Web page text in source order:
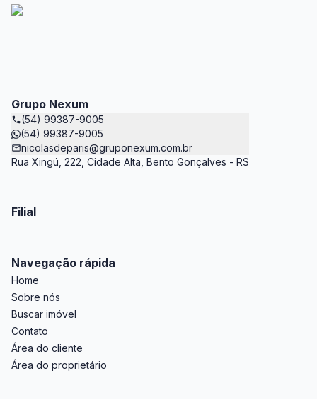
Grupo Nexum
(54) 99387-9005
(54) 99387-9005
nicolasdeparis@gruponexum.com.br
Rua Xingú, 222, Cidade Alta, Bento Gonçalves - RS
Filial
Navegação rápida
Home
Sobre nós
Buscar imóvel
Contato
Área do cliente
Área do proprietário